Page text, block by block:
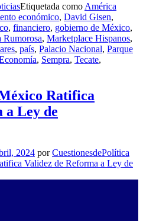
Etiquetada como América
económico, David Gisen,
, financiero, gobierno de México,
Rumorosa, Marketplace Hispanos,
, país, Palacio Nacional, Parque
, Sempra, Tecate,
Ratifica
a Ley de
2024 porCuestionesdePolítica